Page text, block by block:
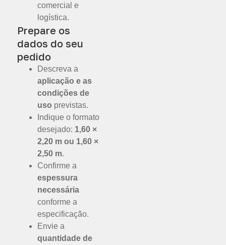
comercial e
logística.
Prepare os
dados do seu
pedido
Descreva a
aplicação e as
condições de
uso previstas.
Indique o formato
desejado: 1,60 ×
2,20 m ou 1,60 ×
2,50 m.
Confirme a
espessura
necessária
conforme a
especificação.
Envie a
quantidade de